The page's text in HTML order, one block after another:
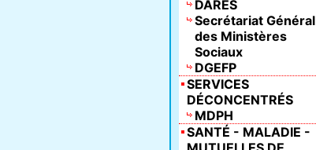
DARES
Secrétariat Général
des Ministères
Sociaux
DGEFP
SERVICES
DÉCONCENTRÉS
MDPH
SANTÉ - MALADIE -